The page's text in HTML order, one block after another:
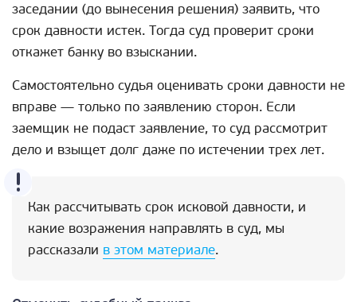
заседании (до вынесения решения) заявить, что
срок давности истек. Тогда суд проверит сроки
откажет банку во взыскании.
Самостоятельно судья оценивать сроки давности не
вправе — только по заявлению сторон. Если
заемщик не подаст заявление, то суд рассмотрит
дело и взыщет долг даже по истечении трех лет.
Как рассчитывать срок исковой давности, и
какие возражения направлять в суд, мы
рассказали в этом материале.